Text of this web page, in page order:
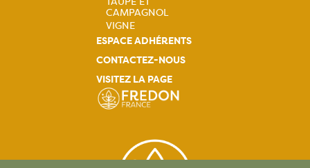
CAMPAGNOL
VIGNE
ESPACE ADHÉRENTS
CONTACTEZ-NOUS
VISITEZ LA PAGE